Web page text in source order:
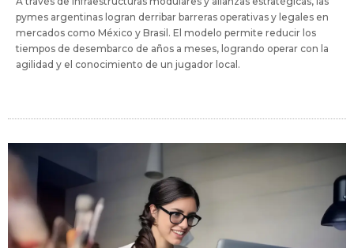
pymes argentinas logran derribar barreras operativas y legales en
mercados como México y Brasil. El modelo permite reducir los
tiempos de desembarco de años a meses, logrando operar con la
agilidad y el conocimiento de un jugador local.